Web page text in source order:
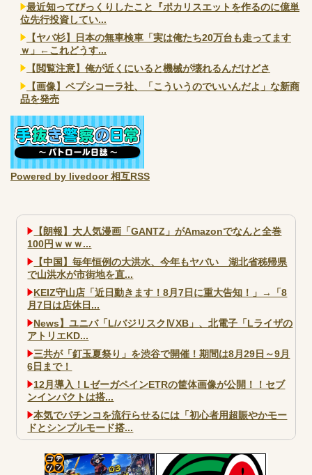
最近知ってびっくりしたこと『ポカリスエットを作るのに億単
位先行投資してい...
【ヤバ杉】日本の無車検車「実は俺たち20万台も走ってます
ｗ」←これどうす...
【閲覧注意】俺が近くにいると機械が壊れるんだけどさ
【画像】ペプシコーラ社、「こういうのでいいんだよ」な新商
品を発売
Powered by livedoor 相互RSS
【朗報】大人気漫画「GANTZ」がAmazonでなんと全巻
100円ｗｗｗ...
【中国】毎年恒例の大洪水、今年もヤバい 湖北省秭帰県
で山洪水が市街地を直...
KEIZ守山店「近日動きます！8月7日に重大告知！」→「8
月7日は店休日...
News】ユニバ「L/バジリスクⅣXB」、北電子「Lライザの
アトリエKD...
三共が「釘玉夏祭り」を渋谷で開催！期間は8月29日～9月
6日まで！
12月導入！LゼーガペインETRの筐体画像が公開！！セブ
ンインパクトは搭...
本気でパチンコを流行らせるには「初心者用超賑やかモー
ドとシンプルモード搭...
パチンコで人気のないキャラを青色担当にするのやめろや